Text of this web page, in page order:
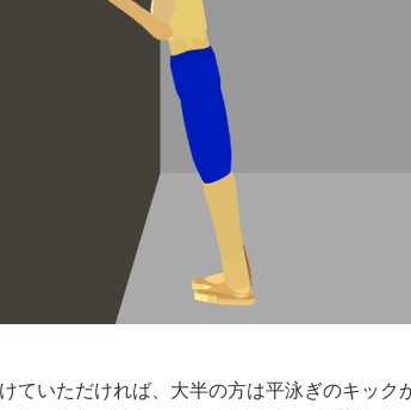
ていただければ、大半の方は平泳ぎのキック